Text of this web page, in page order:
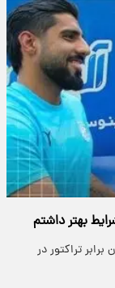
بهتر داشتم
تراکتور در